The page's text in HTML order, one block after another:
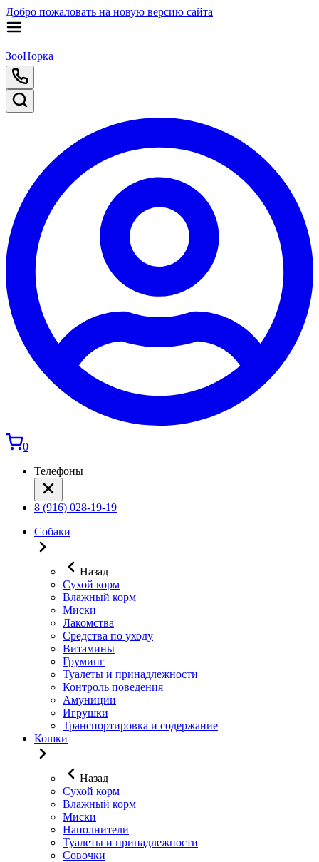
Добро пожаловать на новую версию сайта
ЗооНорка
0
Телефоны
8 (916) 028-19-19
Собаки
Назад
Сухой корм
Влажный корм
Миски
Лакомства
Средства по уходу
Витамины
Груминг
Туалеты и принадлежности
Контроль поведения
Амуниции
Игрушки
Транспортировка и содержание
Кошки
Назад
Сухой корм
Влажный корм
Миски
Наполнители
Туалеты и принадлежности
Совочки